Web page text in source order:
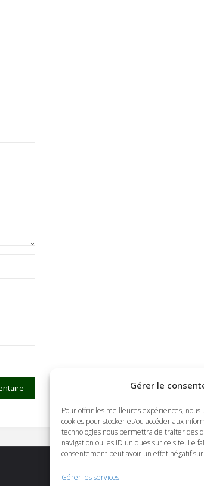
Gérer le
Pour offrir les meilleures expériences, nous
cookies pour stocker et/ou accéder aux
technologies nous permettra de traiter des
navigation ou les ID uniques sur ce site. Le
consentement peut avoir un effet négatif
Gérer les services